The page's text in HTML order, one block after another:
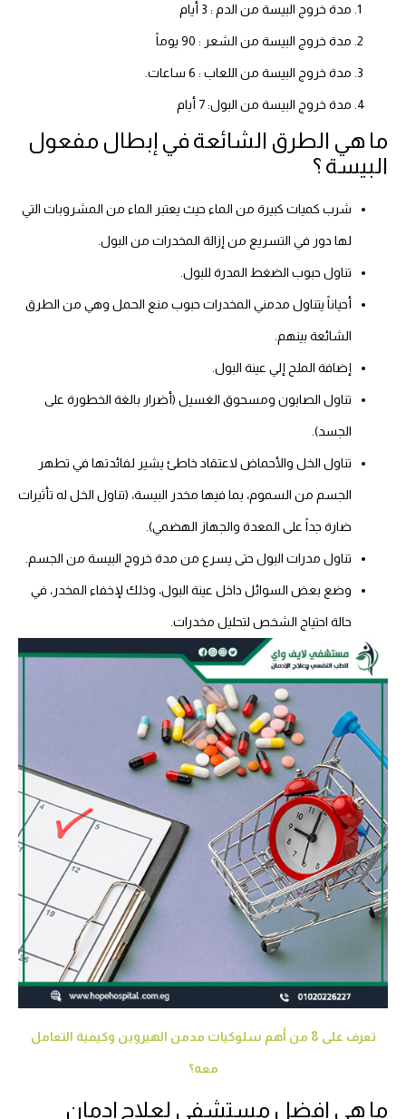
مدة خروج البيسة من الدم : 3 أيام
مدة خروج البيسة من الشعر : 90 يوماً
مدة خروج البيسة من اللعاب : 6 ساعات.
مدة خروج البيسة من البول: 7 أيام
ما هي الطرق الشائعة في إبطال مفعول
البيسة ؟
شرب كميات كبيرة من الماء حيث يعتبر الماء من المشروبات التي
لها دور في التسريع من إزالة المخدرات من البول.
تناول حبوب الضغط المدرة للبول.
أحياناً يتناول مدمني المخدرات حبوب منع الحمل وهي من الطرق
الشائعة بينهم.
إضافة الملح إلي عينة البول.
تناول الصابون ومسحوق الغسيل (أضرار بالغة الخطورة على
الجسد).
تناول الخل والأحماض لاعتقاد خاطئ يشير لفائدتها في تطهر
الجسم من السموم، بما فيها مخدر البيسة، (تناول الخل له تأثيرات
ضارة جداً على المعدة والجهاز الهضمي).
تناول مدرات البول حتى يسرع من مدة خروج البيسة من الجسم.
وضع بعض السوائل داخل عينة البول، وذلك لإخفاء المخدر، في
حالة احتياج الشخص لتحليل مخدرات.
تعرف على 8 من أهم سلوكيات مدمن الهيروين وكيفية التعامل
معه؟
ما هي افضل مستشفى لعلاج إدمان